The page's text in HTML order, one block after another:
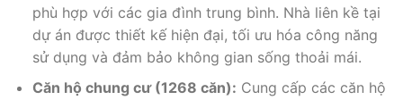
phù hợp với các gia đình trung bình. Nhà liên kề tại
dự án được thiết kế hiện đại, tối ưu hóa công năng
sử dụng và đảm bảo không gian sống thoải mái.
Căn hộ chung cư (1268 căn): Cung cấp các căn hộ